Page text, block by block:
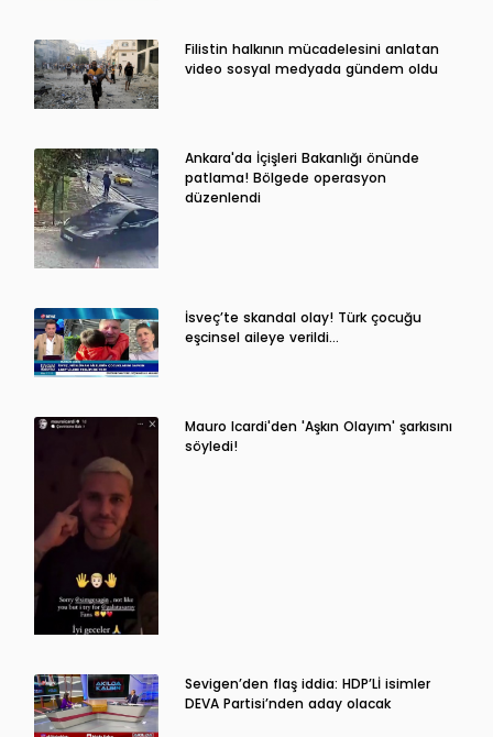
Filistin halkının mücadelesini anlatan
video sosyal medyada gündem oldu
Ankara'da İçişleri Bakanlığı önünde
patlama! Bölgede operasyon
düzenlendi
İsveç’te skandal olay! Türk çocuğu
eşcinsel aileye verildi…
Mauro Icardi'den 'Aşkın Olayım' şarkısını
söyledi!
Sevigen’den flaş iddia: HDP’Lİ isimler
DEVA Partisi’nden aday olacak